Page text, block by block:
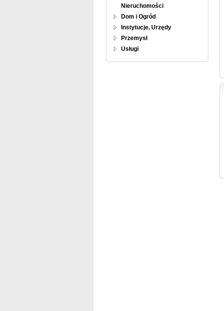
Nieruchomości
Dom i Ogród
Instytucje, Urzędy
Przemysł
Usługi